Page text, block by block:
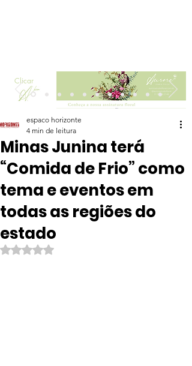
Clicar
Minas Junina terá
“Comida de Frio” como
tema e eventos em
todas as regiões do
estado
espaco horizonte
4 min de leitura
Avaliado com NaN de 5 estrelas.